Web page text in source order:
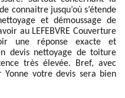
connaitre jusqu’où s’étende
et démoussage de
au LEFEBVRE Couverture
une réponse exacte et
devis nettoyage de toiture
très élevée. Bref, avec
Yonne votre devis sera bien